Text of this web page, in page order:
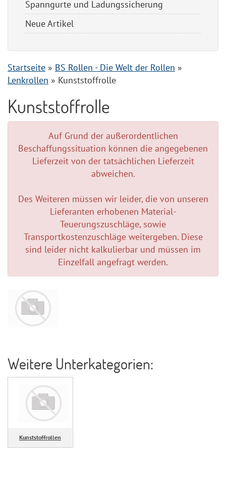
Spanngurte und Ladungssicherung
Neue Artikel
Startseite » BS Rollen - Die Welt der Rollen »
Lenkrollen » Kunststoffrolle
Kunststoffrolle
Auf Grund der außerordentlichen
Beschaffungssituation können die angegebenen
Lieferzeit von der tatsächlichen Lieferzeit
abweichen.
Des Weiteren müssen wir leider, die von unseren
Lieferanten erhobenen Material-
Teuerungszuschläge, sowie
Transportkostenzuschläge weitergeben. Diese
sind leider nicht kalkulierbar und müssen im
Einzelfall angefragt werden.
Weitere Unterkategorien:
Kunststoffrollen